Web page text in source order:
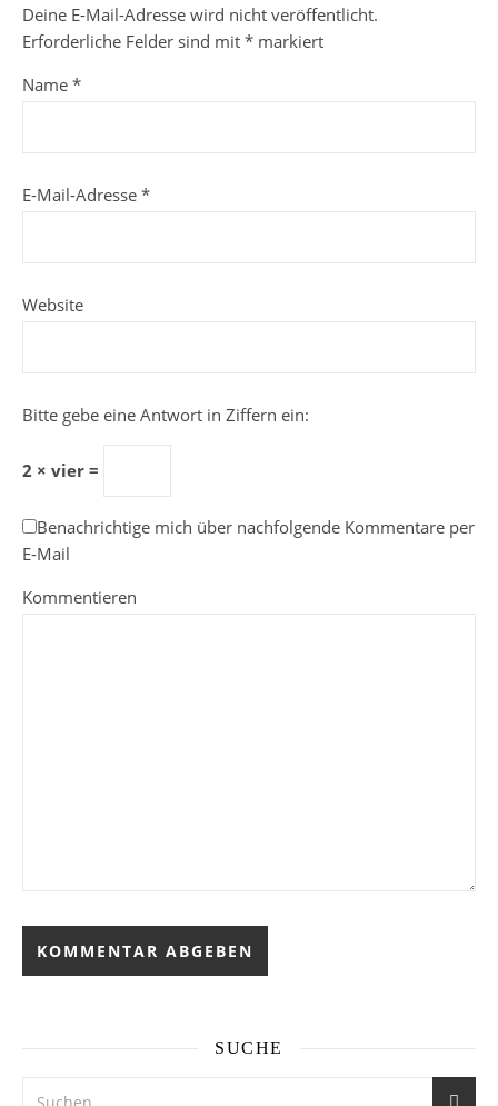
Deine E-Mail-Adresse wird nicht veröffentlicht.
Erforderliche Felder sind mit * markiert
Name *
E-Mail-Adresse *
Website
Bitte gebe eine Antwort in Ziffern ein:
2 × vier =
Benachrichtige mich über nachfolgende Kommentare per
E-Mail
Kommentieren
SUCHE